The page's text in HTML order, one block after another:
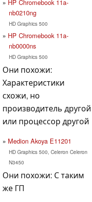
HP Chromebook 11a-
nb0210ng
HD Graphics 500
HP Chromebook 11a-
nb0000ns
HD Graphics 500
Они похожи:
Характеристики
схожи, но
производитель другой
или процессор другой
Medion Akoya E11201
HD Graphics 500, Celeron Celeron
N3450
Они похожи: С таким
же ГП